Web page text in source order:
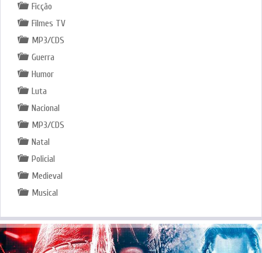
Ficção
Filmes TV
MP3/CDS
Guerra
Humor
Luta
Nacional
MP3/CDS
Natal
Policial
Medieval
Musical